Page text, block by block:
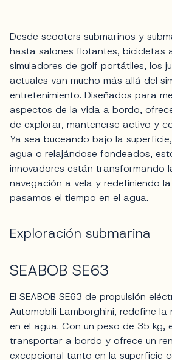
Desde scooters submarinos y
hasta salones flotantes, bicicletas
simuladores de golf portátiles, los
actuales van mucho más allá del
entretenimiento. Diseñados para
aspectos de la vida a bordo,
de explorar, mantenerse activo y
Ya sea buceando bajo la
agua o relajándose fondeados,
innovadores están transformando
navegación a vela y redefiniendo
pasamos el tiempo en el agua.
Exploración submarina
SEABOB SE63
El SEABOB SE63 de propulsión
Automobili Lamborghini, redefine
en el agua. Con un peso de 35 kg,
transportar a bordo y ofrece un
excepcional tanto en la superficie